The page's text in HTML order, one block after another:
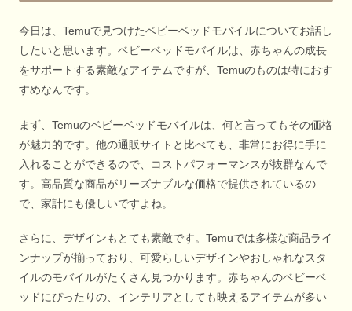
今日は、Temuで見つけたベビーベッドモバイルについてお話し
したいと思います。ベビーベッドモバイルは、赤ちゃんの成長
をサポートする素敵なアイテムですが、Temuのものは特におす
すめなんです。
まず、Temuのベビーベッドモバイルは、何と言ってもその価格
が魅力的です。他の通販サイトと比べても、非常にお得に手に
入れることができるので、コストパフォーマンスが抜群なんで
す。高品質な商品がリーズナブルな価格で提供されているの
で、家計にも優しいですよね。
さらに、デザインもとても素敵です。Temuでは多様な商品ライ
ンナップが揃っており、可愛らしいデザインやおしゃれなスタ
イルのモバイルがたくさん見つかります。赤ちゃんのベビーベ
ッドにぴったりの、インテリアとしても映えるアイテムが多い